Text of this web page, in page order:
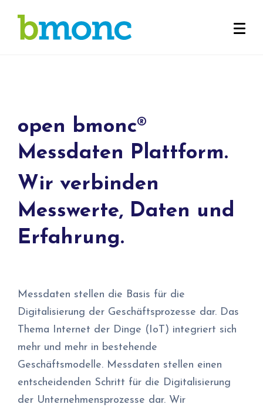
open bmonc®
Messdaten Plattform.
Wir verbinden
Messwerte, Daten und
Erfahrung.
Messdaten stellen die Basis für die
Digitalisierung der Geschäftsprozesse dar. Das
Thema Internet der Dinge (IoT) integriert sich
mehr und mehr in bestehende
Geschäftsmodelle. Messdaten stellen einen
entscheidenden Schritt für die Digitalisierung
der Unternehmensprozesse dar. Wir